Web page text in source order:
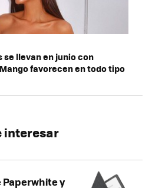
se llevan en junio con
favorecen en todo tipo
interesar
Paperwhite y